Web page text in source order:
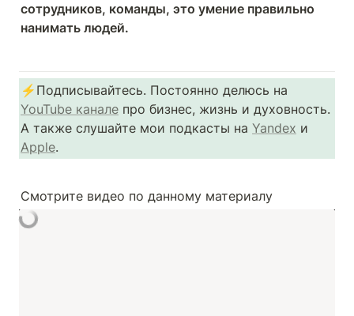
сотрудников, команды, это умение правильно
нанимать людей.
YouTube канале про бизнес, жизнь и духовность.
А также слушайте мои подкасты на Yandex
Apple.
Смотрите видео по данному материалу